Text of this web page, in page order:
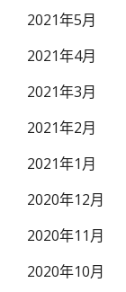
2021年5月
2021年4月
2021年3月
2021年2月
2021年1月
2020年12月
2020年11月
2020年10月